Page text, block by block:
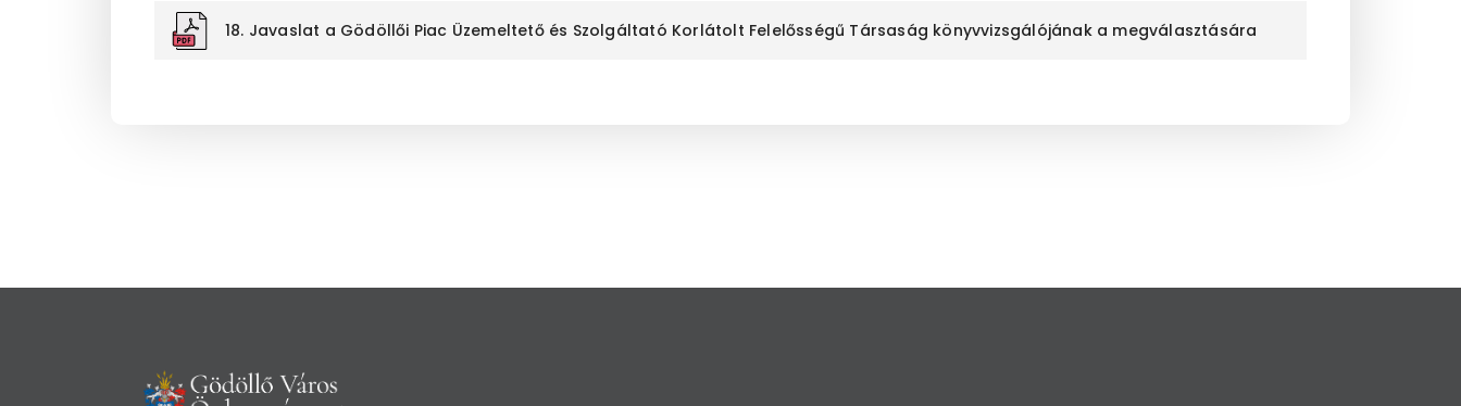
18. Javaslat a Gödöllői Piac Üzemeltető és Szolgáltató Korlátolt Felelősségű Társaság könyvvizsgálójának a megválasztására